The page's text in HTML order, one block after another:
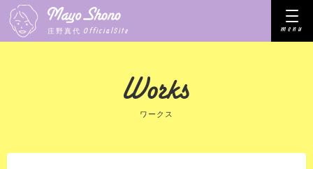
庄野真代 OfficialSite
ワークス
menu